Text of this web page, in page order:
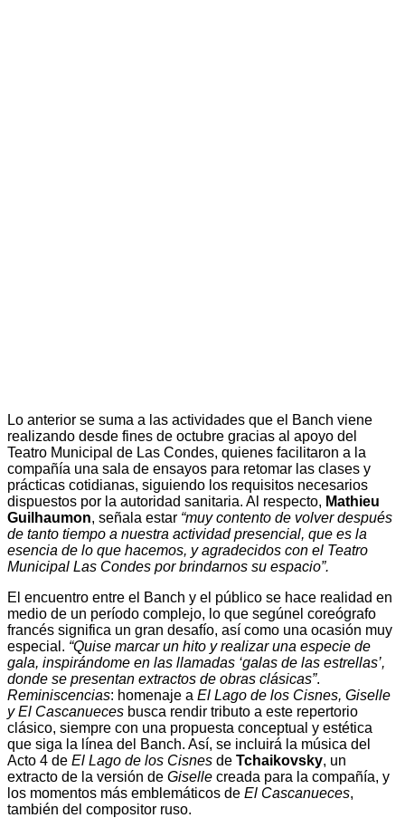
Lo anterior se suma a las actividades que el Banch viene
realizando desde fines de octubre gracias al apoyo del
Teatro Municipal de Las Condes, quienes facilitaron a la
compañía una sala de ensayos para retomar las clases y
prácticas cotidianas, siguiendo los requisitos necesarios
dispuestos por la autoridad sanitaria. Al respecto, Mathieu
Guilhaumon, señala estar “muy contento de volver después
de tanto tiempo a nuestra actividad presencial, que es la
esencia de lo que hacemos, y agradecidos con el Teatro
Municipal Las Condes por brindarnos su espacio”.
El encuentro entre el Banch y el público se hace realidad en
medio de un período complejo, lo que segúnel coreógrafo
francés significa un gran desafío, así como una ocasión muy
especial. “Quise marcar un hito y realizar una especie de
gala, inspirándome en las llamadas ‘galas de las estrellas’,
donde se presentan extractos de obras clásicas”.
Reminiscencias: homenaje a El Lago de los Cisnes, Giselle
y El Cascanueces busca rendir tributo a este repertorio
clásico, siempre con una propuesta conceptual y estética
que siga la línea del Banch. Así, se incluirá la música del
Acto 4 de El Lago de los Cisnes de Tchaikovsky, un
extracto de la versión de Giselle creada para la compañía, y
los momentos más emblemáticos de El Cascanueces,
también del compositor ruso.